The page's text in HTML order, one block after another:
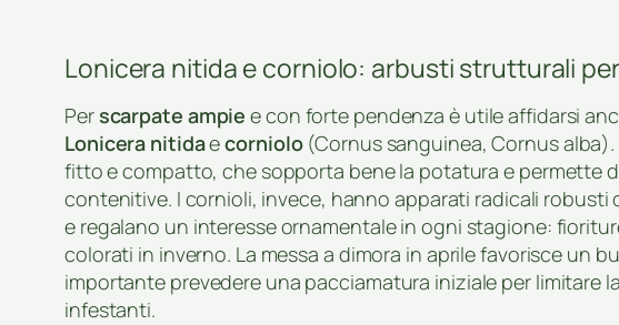
Lonicera nitida e corniolo: arbusti strutturali
Per scarpate ampie e con forte pendenza è utile affidarsi
Lonicera nitidaecorniolo(Cornus sanguinea, Cornus
fitto e compatto, che sopporta bene la potatura e permette
contenitive. I cornioli, invece, hanno apparati radicali
e regalano un interesse ornamentale in ogni stagione:
colorati in inverno. La messa a dimora in aprile favorisce un
importante prevedere una pacciamatura iniziale per limitare
infestanti.